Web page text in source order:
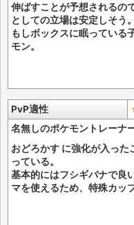
伸ばすことが予想されるの
としての立場は安定しそう
もしボックスに眠っている
モン。
PvP適性
名無しのポケモントレーナ
おどろかす に強化が入っ
っている。
基本的にはフシギバナで良
マを使えるため、特殊カッ